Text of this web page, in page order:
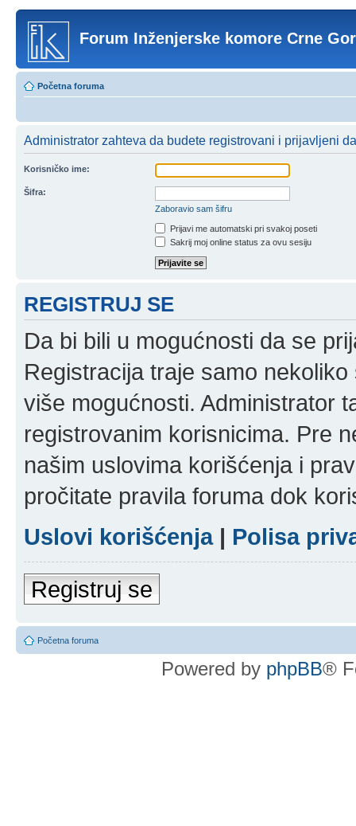
Forum Inženjerske komore Crne
Početna foruma
Administrator zahteva da budete registrovani i prijavljeni
Korisničko ime:
Šifra:
Zaboravio sam šifru
Prijavi me automatski pri svakoj poseti
Sakrij moj online status za ovu sesiju
REGISTRUJ SE
Da bi bili u mogućnosti da se
Registracija traje samo
više mogućnosti. Administrator
registrovanim korisnicima. Pre
našim uslovima korišćenja i
pročitate pravila foruma dok
Uslovi korišćenja| Polisa
Registruj se
Početna foruma
Powered by phpBB®